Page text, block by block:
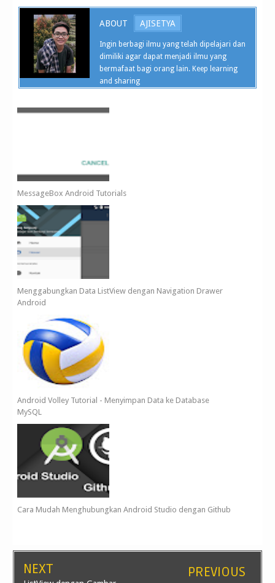
ABOUT AJISETYA
Ingin berbagi ilmu yang telah dipelajari dan
dimiliki agar dapat menjadi ilmu yang
bermafaat bagi orang lain. Keep learning
and sharing
MessageBox Android Tutorials
Menggabungkan Data ListView dengan Navigation Drawer
Android
Android Volley Tutorial - Menyimpan Data ke Database
MySQL
Cara Mudah Menghubungkan Android Studio dengan Github
NEXT PREVIOUS